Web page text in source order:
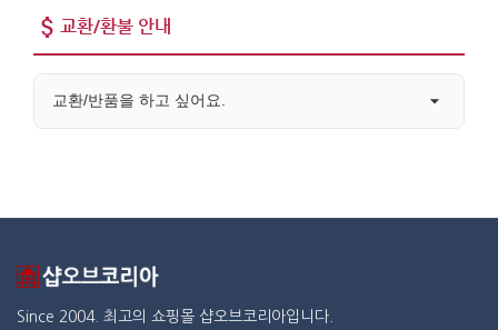
교환/환불 안내
교환/반품을 하고 싶어요.
Since 2004. 최고의 쇼핑몰 샵오브코리아입니다.